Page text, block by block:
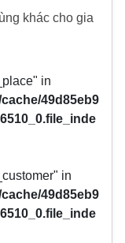
khác cho gia
in
49d85eb9
in
49d85eb9